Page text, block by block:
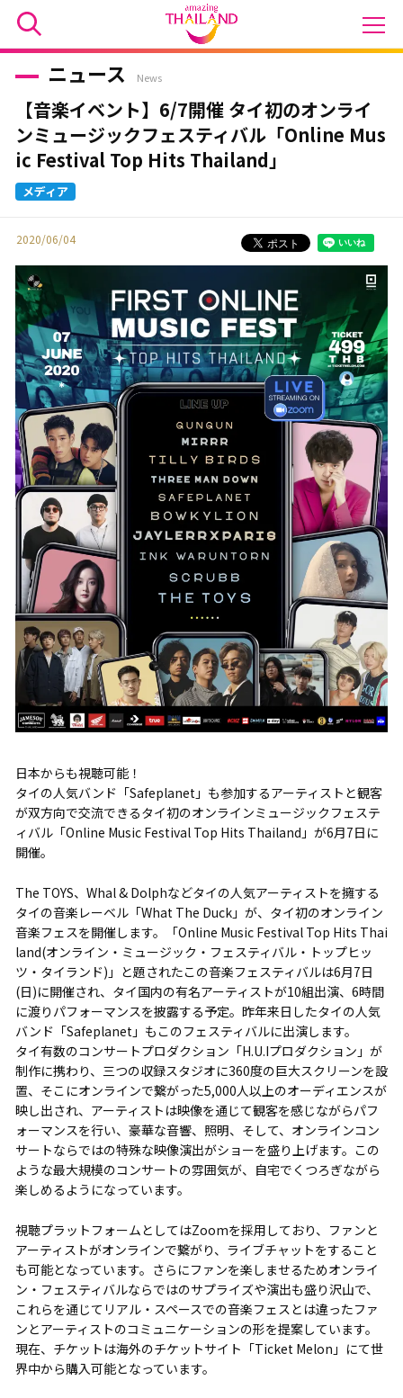
ニュース News
【音楽イベント】6/7開催 タイ初のオンライ
ンミュージックフェスティバル「Online Mus
ic Festival Top Hits Thailand」
2020/06/04
日本からも視聴可能！
タイの人気バンド「Safeplanet」も参加するアーティストと観客
が双方向で交流できるタイ初のオンラインミュージックフェステ
ィバル「Online Music Festival Top Hits Thailand」が6月7日に
開催。
The TOYS、Whal & Dolphなどタイの人気アーティストを擁する
タイの音楽レーベル「What The Duck」が、タイ初のオンライン
音楽フェスを開催します。「Online Music Festival Top Hits Thai
land(オンライン・ミュージック・フェスティバル・トップヒッ
ツ・タイランド)」と題されたこの音楽フェスティバルは6月7日
(日)に開催され、タイ国内の有名アーティストが10組出演、6時間
に渡りパフォーマンスを披露する予定。昨年来日したタイの人気
バンド「Safeplanet」もこのフェスティバルに出演します。
タイ有数のコンサートプロダクション「H.U.Iプロダクション」が
制作に携わり、三つの収録スタジオに360度の巨大スクリーンを設
置、そこにオンラインで繋がった5,000人以上のオーディエンスが
映し出され、アーティストは映像を通じて観客を感じながらパフ
ォーマンスを行い、豪華な音響、照明、そして、オンラインコン
サートならではの特殊な映像演出がショーを盛り上げます。この
ような最大規模のコンサートの雰囲気が、自宅でくつろぎながら
楽しめるようになっています。
視聴プラットフォームとしてはZoomを採用しており、ファンと
アーティストがオンラインで繋がり、ライブチャットをすること
も可能となっています。さらにファンを楽しませるためオンライ
ン・フェスティバルならではのサプライズや演出も盛り沢山で、
これらを通じてリアル・スペースでの音楽フェスとは違ったファ
ンとアーティストのコミュニケーションの形を提案しています。
現在、チケットは海外のチケットサイト「Ticket Melon」にて世
界中から購入可能となっています。